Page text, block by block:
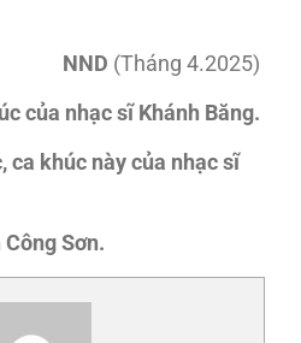
NND (Tháng 4.2025)
của nhạc sĩ Khánh Băng.
ca khúc này của nhạc sĩ
Công Sơn.